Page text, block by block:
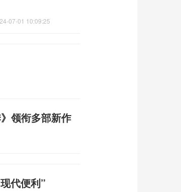
07-01 10:09:25
领衔多部新作
代便利”